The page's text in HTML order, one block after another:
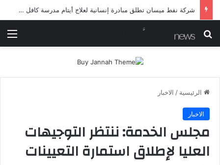
شرطة ميسان تلقي القبض على مطلقي العيارات النارية أثناء تشييع جنائزي في العمارة
بحث عن
الرئيسية / الاخبار
الاخبار
مجلس الخدمة: ننتظر التوجيهات
العليا لإطلاق استمارة التعيينات